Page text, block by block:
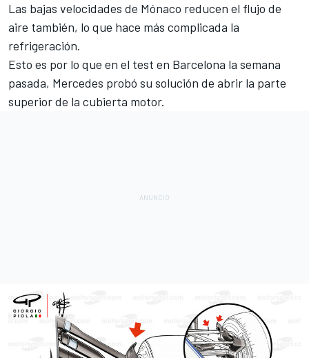
Las bajas velocidades de Mónaco reducen el flujo de
aire también, lo que hace más complicada la
refrigeración.
Esto es por lo que en el test en Barcelona la semana
pasada, Mercedes probó su solución de abrir la parte
superior de la cubierta motor.